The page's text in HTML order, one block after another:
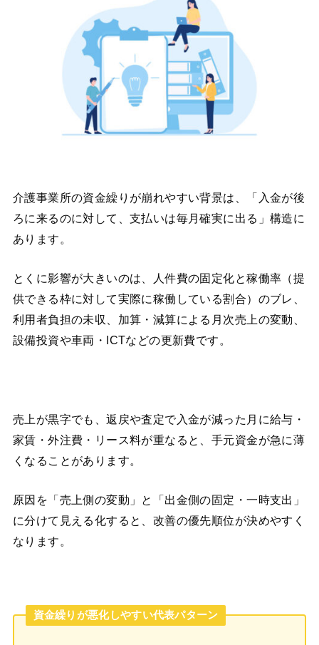
介護事業所の資金繰りが崩れやすい背景は、「入金が後
ろに来るのに対して、支払いは毎月確実に出る」構造に
あります。
とくに影響が大きいのは、人件費の固定化と稼働率（提
供できる枠に対して実際に稼働している割合）のブレ、
利用者負担の未収、加算・減算による月次売上の変動、
設備投資や車両・ICTなどの更新費です。
売上が黒字でも、返戻や査定で入金が減った月に給与・
家賃・外注費・リース料が重なると、手元資金が急に薄
くなることがあります。
原因を「売上側の変動」と「出金側の固定・一時支出」
に分けて見える化すると、改善の優先順位が決めやすく
なります。
資金繰りが悪化しやすい代表パターン